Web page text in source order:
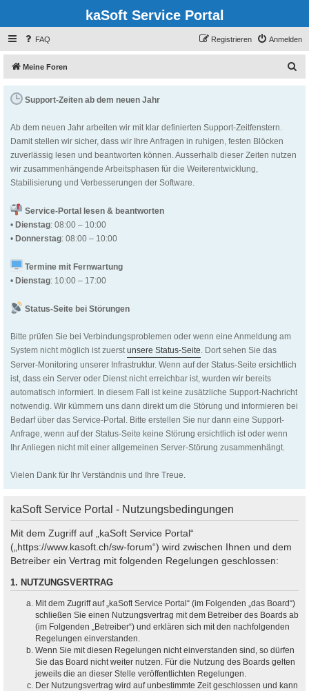
kaSoft Service Portal
FAQ Anmelden
Registrieren
Meine Foren
Support-Zeiten ab dem neuen Jahr
Ab dem neuen Jahr arbeiten wir mit klar definierten Support-Zeitfenstern.
Damit stellen wir sicher, dass wir Ihre Anfragen in ruhigen, festen Blöcken
zuverlässig lesen und beantworten können. Ausserhalb dieser Zeiten nutzen
wir zusammenhängende Arbeitsphasen für die Weiterentwicklung,
Stabilisierung und Verbesserungen der Software.
Service-Portal lesen & beantworten
• Dienstag: 08:00 – 10:00
• Donnerstag: 08:00 – 10:00
Termine mit Fernwartung
• Dienstag: 10:00 – 17:00
Status-Seite bei Störungen
Bitte prüfen Sie bei Verbindungsproblemen oder wenn eine Anmeldung am
System nicht möglich ist zuerstunsere Status-Seite. Dort sehen Sie das
Server-Monitoring unserer Infrastruktur. Wenn auf der Status-Seite ersichtlich
ist, dass ein Server oder Dienst nicht erreichbar ist, wurden wir bereits
automatisch informiert. In diesem Fall ist keine zusätzliche Support-Nachricht
notwendig. Wir kümmern uns dann direkt um die Störung und informieren bei
Bedarf über das Service-Portal. Bitte erstellen Sie nur dann eine Support-
Anfrage, wenn auf der Status-Seite keine Störung ersichtlich ist oder wenn
Ihr Anliegen nicht mit einer allgemeinen Server-Störung zusammenhängt.
Vielen Dank für Ihr Verständnis und Ihre Treue.
kaSoft Service Portal - Nutzungsbedingungen
Mit dem Zugriff auf „kaSoft Service Portal“
(„https://www.kasoft.ch/sw-forum“) wird zwischen Ihnen und dem
Betreiber ein Vertrag mit folgenden Regelungen geschlossen:
1. NUTZUNGSVERTRAG
Mit dem Zugriff auf „kaSoft Service Portal“ (im Folgenden „das Board“)
schließen Sie einen Nutzungsvertrag mit dem Betreiber des Boards ab
(im Folgenden „Betreiber“) und erklären sich mit den nachfolgenden
Regelungen einverstanden.
Wenn Sie mit diesen Regelungen nicht einverstanden sind, so dürfen
Sie das Board nicht weiter nutzen. Für die Nutzung des Boards gelten
jeweils die an dieser Stelle veröffentlichten Regelungen.
Der Nutzungsvertrag wird auf unbestimmte Zeit geschlossen und kann